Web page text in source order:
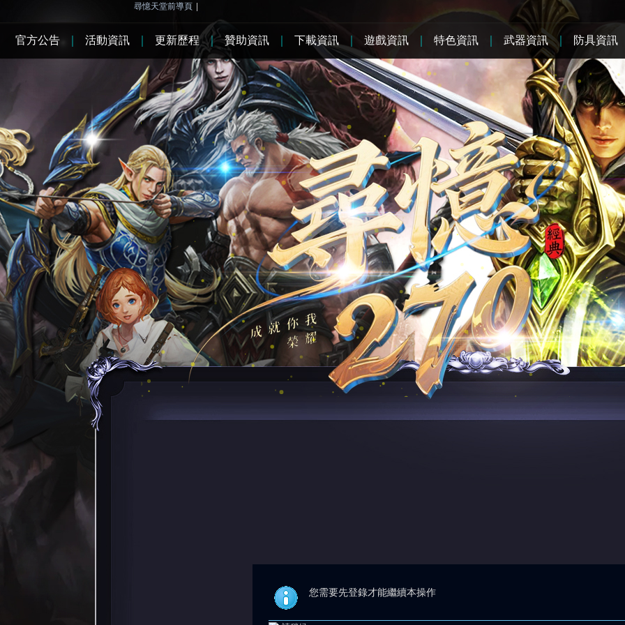
尋憶天堂前導頁
您需要先登錄才能繼續本操作